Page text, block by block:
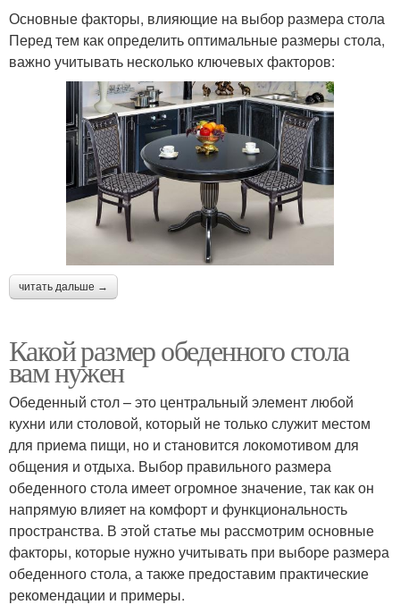
Основные факторы, влияющие на выбор размера стола
Перед тем как определить оптимальные размеры стола,
важно учитывать несколько ключевых факторов:
читать дальше →
Какой размер обеденного стола
вам нужен
Обеденный стол – это центральный элемент любой
кухни или столовой, который не только служит местом
для приема пищи, но и становится локомотивом для
общения и отдыха. Выбор правильного размера
обеденного стола имеет огромное значение, так как он
напрямую влияет на комфорт и функциональность
пространства. В этой статье мы рассмотрим основные
факторы, которые нужно учитывать при выборе размера
обеденного стола, а также предоставим практические
рекомендации и примеры.